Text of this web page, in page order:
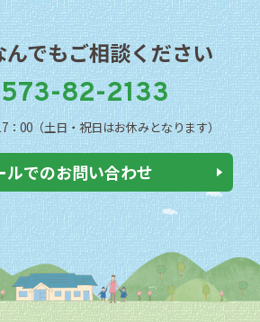
んでもご相談ください
82-2133
：00（土日・祝日はお休みとなります）
ルでのお問い合わせ